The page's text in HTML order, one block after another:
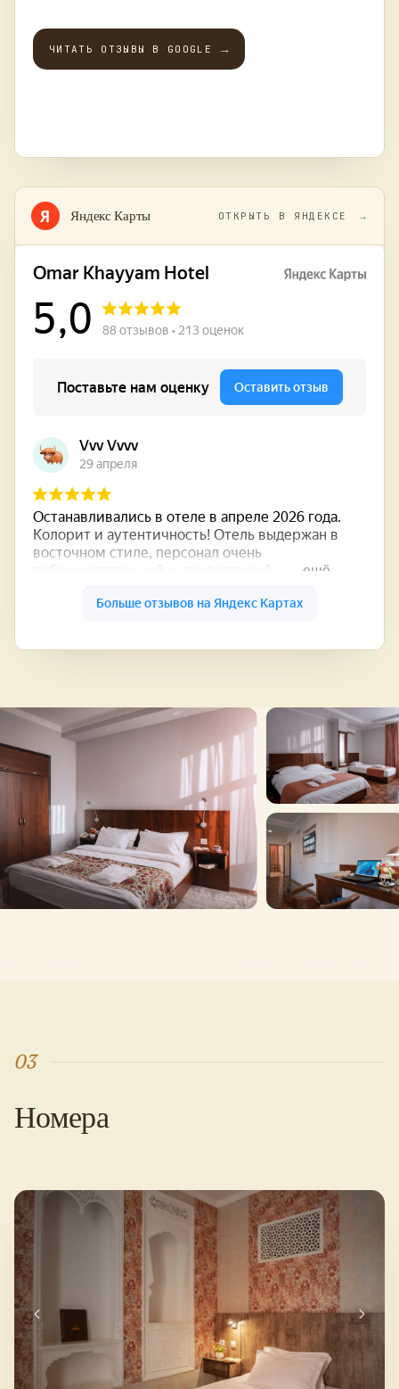
ЧИТАТЬ ОТЗЫВЫ В GOOGLE →
Я Яндекс Карты ОТКРЫТЬ В ЯНДЕКСЕ →
03
Номера